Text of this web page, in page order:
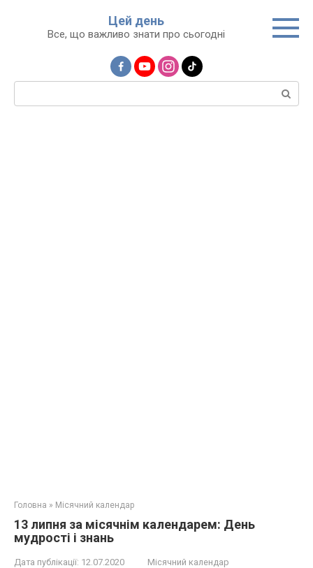
Цей день
Все, що важливо знати про сьогодні
Пошук:
Головна » Місячний календар
13 липня за місячнім календарем: День
мудрості і знань
Дата публікації: 12.07.2020 Місячний календар